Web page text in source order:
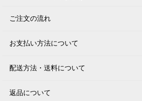
ご注文の流れ
お支払い方法について
配送方法・送料について
返品について